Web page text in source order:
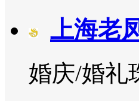
上海老
婚庆/婚礼